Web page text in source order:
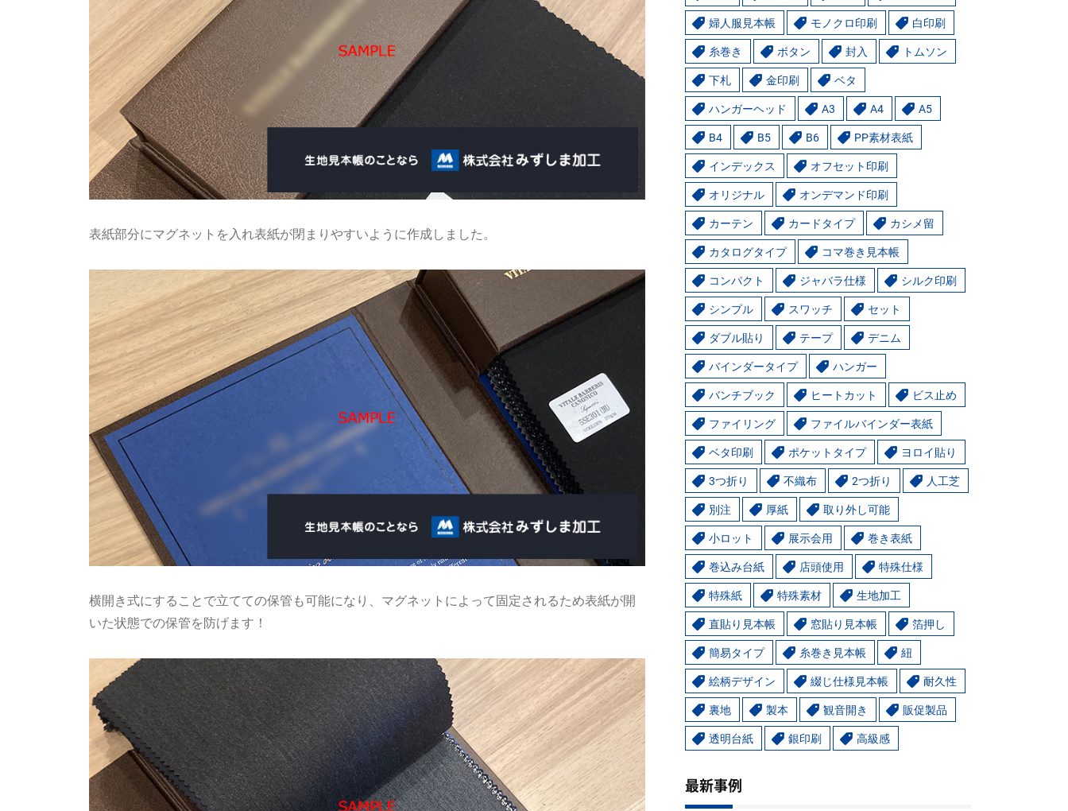
表紙部分にマグネットを入れ表紙が閉まりやすいように作成しました。
横開き式にすることで立てての保管も可能になり、マグネットによって固定されるため表紙が開
いた状態での保管を防げます！
婦人服見本帳 モノクロ印刷 白印刷
糸巻き ボタン 封入 トムソン
下札 金印刷 ベタ
ハンガーヘッド A3 A4 A5
B4 B5 B6 PP素材表紙
インデックス オフセット印刷
オリジナル オンデマンド印刷
カーテン カードタイプ カシメ留
カタログタイプ コマ巻き見本帳
コンパクト ジャバラ仕様 シルク印刷
シンプル スワッチ セット
ダブル貼り テープ デニム
バインダータイプ ハンガー
バンチブック ヒートカット ビス止め
ファイリング ファイルバインダー表紙
ベタ印刷 ポケットタイプ ヨロイ貼り
3つ折り 不織布 2つ折り 人工芝
別注 厚紙 取り外し可能
小ロット 展示会用 巻き表紙
巻込み台紙 店頭使用 特殊仕様
特殊紙 特殊素材 生地加工
直貼り見本帳 窓貼り見本帳 箔押し
簡易タイプ 糸巻き見本帳 紐
絵柄デザイン 綴じ仕様見本帳 耐久性
裏地 製本 観音開き 販促製品
透明台紙 銀印刷 高級感
最新事例